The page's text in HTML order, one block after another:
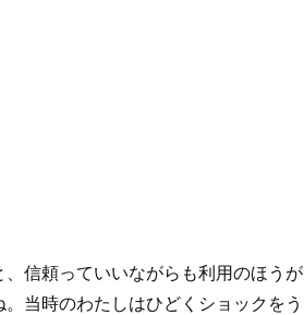
信頼っていいながらも利用のほうが
当時のわたしはひどくショックをう